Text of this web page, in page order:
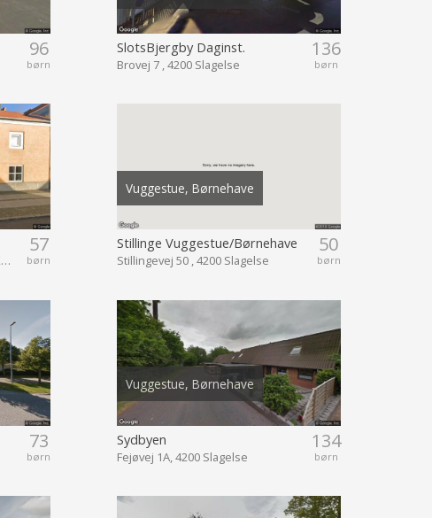
96
børn
136
børn
SlotsBjergby Daginst.
Brovej 7 , 4200 Slagelse
57
børn
Jens Baggesens Gade 12 , 4220 Korsør
Vuggestue, Børnehave
50
børn
Stillinge Vuggestue/Børnehave
Stillingevej 50 , 4200 Slagelse
73
børn
Vuggestue, Børnehave
134
børn
Sydbyen
Fejøvej 1A, 4200 Slagelse